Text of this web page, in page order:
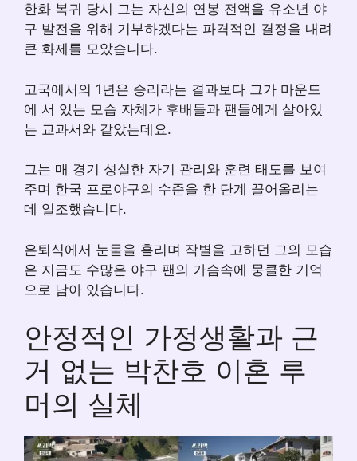
한화 복귀 당시 그는 자신의 연봉 전액을 유소년 야
구 발전을 위해 기부하겠다는 파격적인 결정을 내려
큰 화제를 모았습니다.
고국에서의 1년은 승리라는 결과보다 그가 마운드
에 서 있는 모습 자체가 후배들과 팬들에게 살아있
는 교과서와 같았는데요.
그는 매 경기 성실한 자기 관리와 훈련 태도를 보여
주며 한국 프로야구의 수준을 한 단계 끌어올리는
데 일조했습니다.
은퇴식에서 눈물을 흘리며 작별을 고하던 그의 모습
은 지금도 수많은 야구 팬의 가슴속에 뭉클한 기억
으로 남아 있습니다.
안정적인 가정생활과 근
거 없는 박찬호 이혼 루
머의 실체